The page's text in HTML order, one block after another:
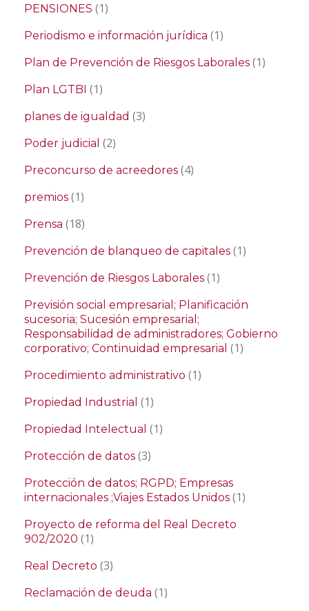
PENSIONES (1)
Periodismo e información jurídica (1)
Plan de Prevención de Riesgos Laborales (1)
Plan LGTBI (1)
planes de igualdad (3)
Poder judicial (2)
Preconcurso de acreedores (4)
premios (1)
Prensa (18)
Prevención de blanqueo de capitales (1)
Prevención de Riesgos Laborales (1)
Previsión social empresarial; Planificación
sucesoria; Sucesión empresarial;
Responsabilidad de administradores; Gobierno
corporativo; Continuidad empresarial (1)
Procedimiento administrativo (1)
Propiedad Industrial (1)
Propiedad Intelectual (1)
Protección de datos (3)
Protección de datos; RGPD; Empresas
internacionales ;Viajes Estados Unidos (1)
Proyecto de reforma del Real Decreto
902/2020 (1)
Real Decreto (3)
Reclamación de deuda (1)